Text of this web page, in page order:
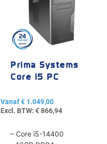
Prima Systems
Core i5 PC
Vanaf€ 1.049,00
Excl. BTW: €866,94
– Core i5-14400
meerdere
variaties.
optie
worden
productpagina